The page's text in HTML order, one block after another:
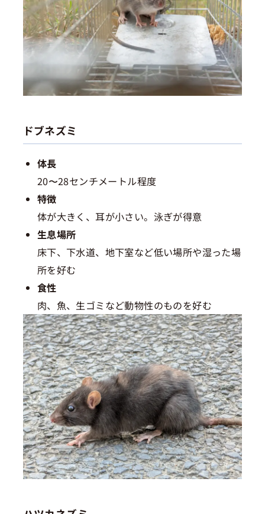
ドブネズミ
体長
20〜28センチメートル程度
特徴
体が大きく、耳が小さい。泳ぎが得意
生息場所
床下、下水道、地下室など低い場所や湿った場
所を好む
食性
肉、魚、生ゴミなど動物性のものを好む